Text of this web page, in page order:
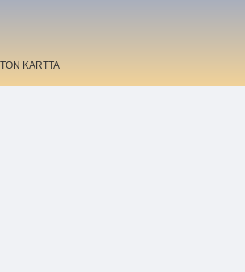
KARTTA